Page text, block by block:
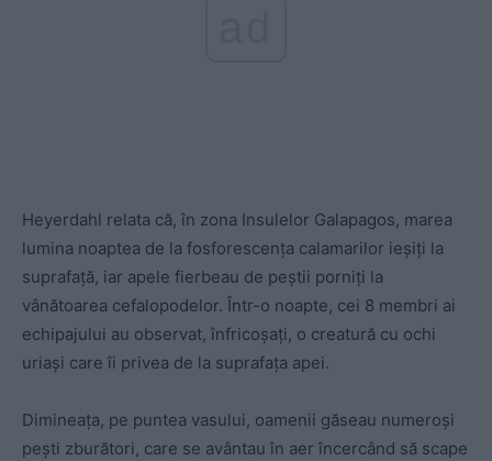
Heyerdahl relata că, în zona Insulelor Galapagos, marea
lumina noaptea de la fosforescența calamarilor ieșiți la
suprafață, iar apele fierbeau de peștii porniți la
vânătoarea cefalopodelor. Într-o noapte, cei 8 membri ai
echipajului au observat, înfricoșați, o creatură cu ochi
uriași care îi privea de la suprafața apei.
Dimineața, pe puntea vasului, oamenii găseau numeroși
pești zburători, care se avântau în aer încercând să scape